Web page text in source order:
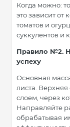
Когда можно:
это зависит от
томатов и
суккулентов и
Правило №2.
успеху
Основная
листа.
слоем, через
Направляйте
обрабатывая